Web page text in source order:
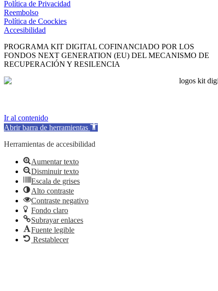
Política de Privacidad
Reembolso
Política de Coockies
Accesibilidad
PROGRAMA KIT DIGITAL COFINANCIADO POR LOS
FONDOS NEXT GENERATION (EU) DEL MECANISMO DE
RECUPERACIÓN Y RESILENCIA
Ir al contenido
Abrir barra de herramientas
Herramientas de accesibilidad
Aumentar texto
Disminuir texto
Escala de grises
Alto contraste
Contraste negativo
Fondo claro
Subrayar enlaces
Fuente legible
Restablecer